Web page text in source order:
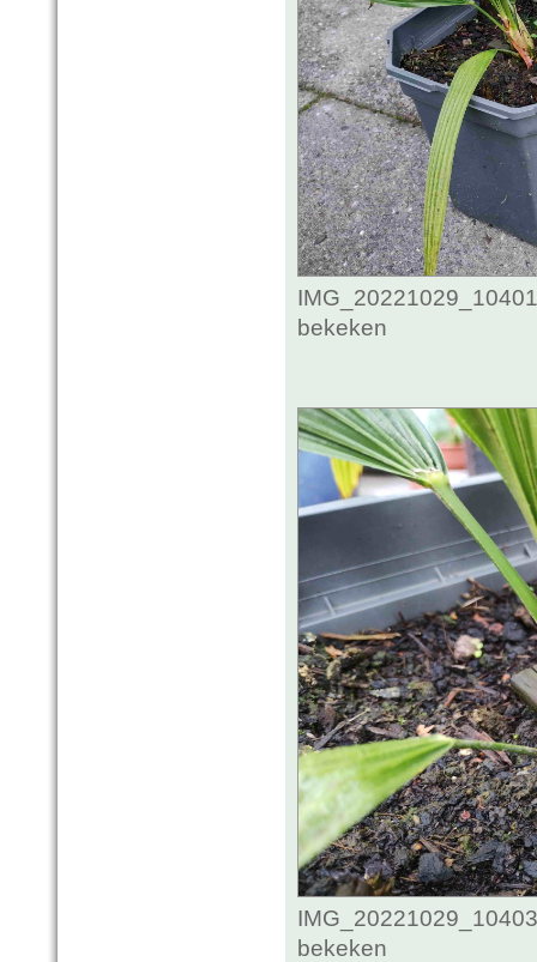
bekeken
bekeken